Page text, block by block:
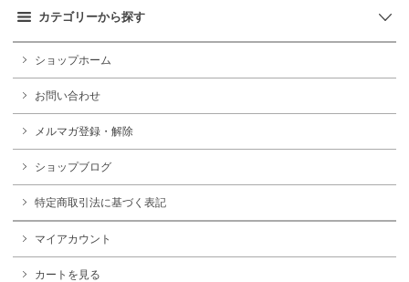
カテゴリーから探す
ショップホーム
お問い合わせ
メルマガ登録・解除
ショップブログ
特定商取引法に基づく表記
マイアカウント
カートを見る